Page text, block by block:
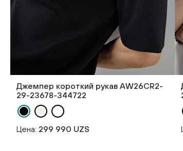
Джемпер короткий рукав AW26CR2-
29-23678-344722
Цена: 299 990 UZS